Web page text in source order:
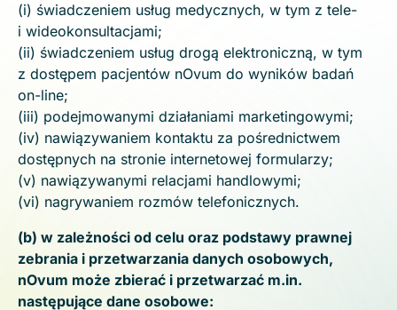
(i) świadczeniem usług medycznych, w tym z tele-
i wideokonsultacjami;
(ii) świadczeniem usług drogą elektroniczną, w tym
z dostępem pacjentów nOvum do wyników badań
on-line;
(iii) podejmowanymi działaniami marketingowymi;
(iv) nawiązywaniem kontaktu za pośrednictwem
dostępnych na stronie internetowej formularzy;
(v) nawiązywanymi relacjami handlowymi;
(vi) nagrywaniem rozmów telefonicznych.
(b) w zależności od celu oraz podstawy prawnej
zebrania i przetwarzania danych osobowych,
nOvum może zbierać i przetwarzać m.in.
następujące dane osobowe: